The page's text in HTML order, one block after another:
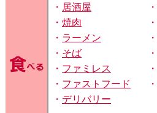
・ 居酒屋 ・
・ 焼肉 ・
・ ラーメン ・
・ そば ・
・ ファミレス ・
・ ファストフード ・
・ デリバリー